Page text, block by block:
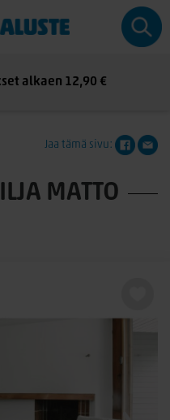
alkaen 12,90 €
Jaa tämä sivu:
MATTO